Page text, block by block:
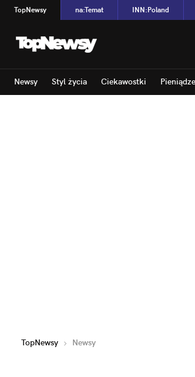
TopNewsy na:Temat INN:Poland
Newsy Styl życia Ciekawostki Pieniądze
TopNewsy Newsy